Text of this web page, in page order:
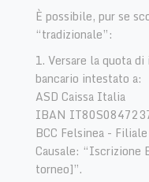
È possibile, pur se
“tradizionale”:
1. Versare la quota
bancario intestato a:
ASD Caissa Italia
IBAN
BCC Felsinea -
Causale: “Iscrizione
torneo]”.